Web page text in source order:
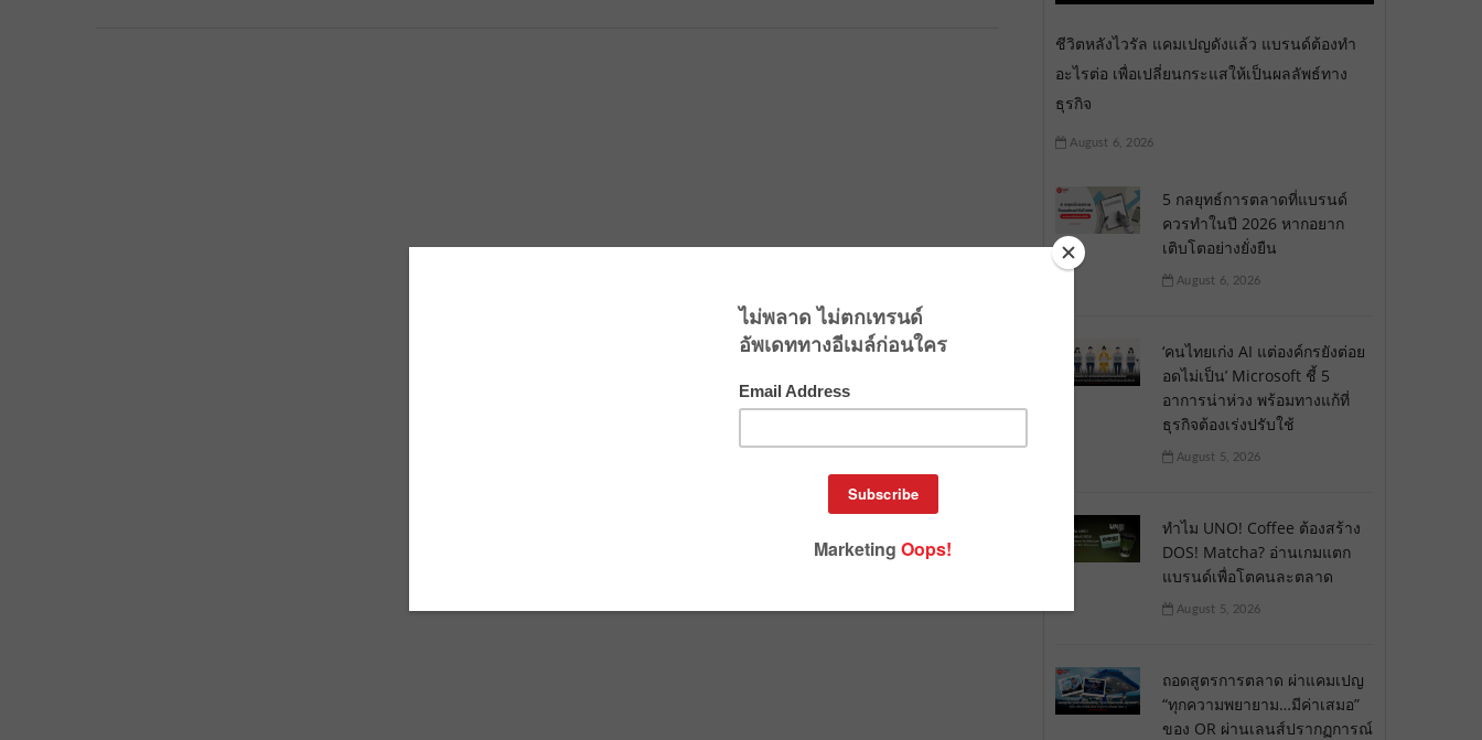
ชีวิตหลังไวรัล แคมเปญดังแล้ว แบรนด์ต้องทำ
อะไรต่อ เพื่อเปลี่ยนกระแสให้เป็นผลลัพธ์ทาง
ธุรกิจ
August 6, 2026
5 กลยุทธ์การตลาดที่แบรนด์
ควรทำในปี 2026 หากอยาก
เติบโตอย่างยั่งยืน
August 6, 2026
‘คนไทยเก่ง AI แต่องค์กรยังต่อย
อดไม่เป็น’ Microsoft ชี้ 5
อาการน่าห่วง พร้อมทางแก้ที่
ธุรกิจต้องเร่งปรับใช้
August 5, 2026
ทำไม UNO! Coffee ต้องสร้าง
DOS! Matcha? อ่านเกมแตก
แบรนด์เพื่อโตคนละตลาด
August 5, 2026
ถอดสูตรการตลาด ผ่าแคมเปญ
“ทุกความพยายาม…มีค่าเสมอ”
ของ OR ผ่านเลนส์ปรากฏการณ์